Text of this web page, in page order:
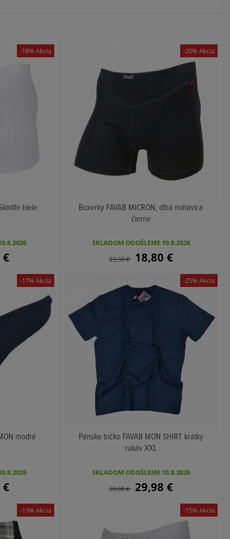
biele
€
-18% Akcia
KÚPIŤ
Boxerky FAVAB MICRON, dlhá nohavica
čierne
SKLADOM ODOŠLEME 10.8.2026
23,50€ 18,80 €
-20% Akcia
modré
€
-17% Akcia
KÚPIŤ
Pánske tričko FAVAB MON SHIRT krátky
rukáv XXL
SKLADOM ODOŠLEME 10.8.2026
39,98€ 29,98 €
-25% Akcia
-13% Akcia -15% Akcia